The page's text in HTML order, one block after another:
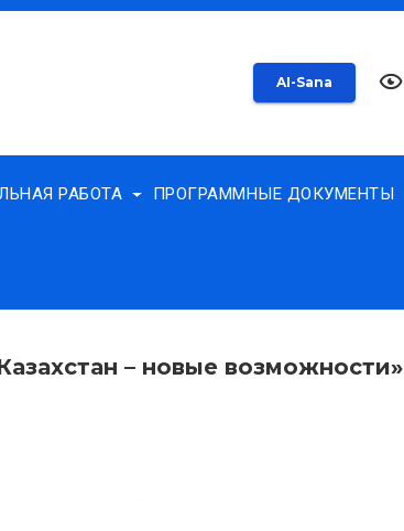
AI-Sana
РАБОТА ПРОГРАММНЫЕ ДОКУМЕНТЫ
– новые возможности»